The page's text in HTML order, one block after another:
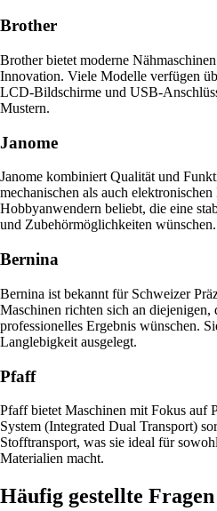
Brother
Brother bietet moderne
Innovation. Viele Modelle verfügen
LCD-Bildschirme und USB-
Mustern.
Janome
Janome kombiniert Qualität und
mechanischen als auch
Hobbyanwendern beliebt, die eine
und Zubehörmöglichkeiten wünschen.
Bernina
Bernina ist bekannt für Schweizer
Maschinen richten sich an diejenigen,
professionelles Ergebnis wünschen.
Langlebigkeit ausgelegt.
Pfaff
Pfaff bietet Maschinen mit Fokus auf
System (Integrated Dual Transport)
Stofftransport, was sie ideal für
Materialien macht.
Häufig gestellte Fragen